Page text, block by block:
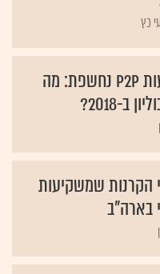
כץ
עוד קרן השקעות P2P נחשפת: מה
ב-2018?
הקרנות שמשקיעות
בארה"ב